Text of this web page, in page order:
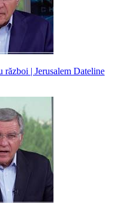
război | Jerusalem Dateline